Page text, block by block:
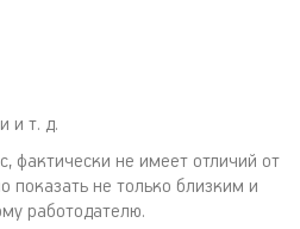
и т. д.
фактически не имеет отличий от
показать не только близким и
работодателю.